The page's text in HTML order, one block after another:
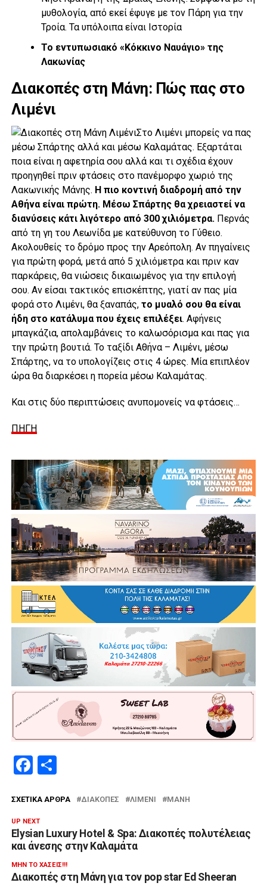
μυθολογία, από εκεί έφυγε με τον Πάρη για την
Τροία. Τα υπόλοιπα είναι Ιστορία
Το εντυπωσιακό «Κόκκινο Ναυάγιο» της
Λακωνίας
Διακοπές στη Μάνη: Πώς πας στο
Λιμένι
Στο Λιμένι μπορείς να πας
μέσω Σπάρτης αλλά και μέσω Καλαμάτας. Εξαρτάται
ποια είναι η αφετηρία σου αλλά και τι σχέδια έχουν
προηγηθεί πριν φτάσεις στο πανέμορφο χωριό της
Λακωνικής Μάνης. Η πιο κοντινή διαδρομή από την
Αθήνα είναι πρώτη. Μέσω Σπάρτης θα χρειαστεί να
διανύσεις κάτι λιγότερο από 300 χιλιόμετρα. Περνάς
από τη γη του Λεωνίδα με κατεύθυνση το Γύθειο.
Ακολουθείς το δρόμο προς την Αρεόπολη. Αν πηγαίνεις
για πρώτη φορά, μετά από 5 χιλιόμετρα και πριν καν
παρκάρεις, θα νιώσεις δικαιωμένος για την επιλογή
σου. Αν είσαι τακτικός επισκέπτης, γιατί αν πας μία
φορά στο Λιμένι, θα ξαναπάς, το μυαλό σου θα είναι
ήδη στο κατάλυμα που έχεις επιλέξει. Αφήνεις
μπαγκάζια, απολαμβάνεις το καλωσόρισμα και πας για
την πρώτη βουτιά. Το ταξίδι Αθήνα – Λιμένι, μέσω
Σπάρτης, να το υπολογίζεις στις 4 ώρες. Μία επιπλέον
ώρα θα διαρκέσει η πορεία μέσω Καλαμάτας.
Και στις δύο περιπτώσεις ανυπομονείς να φτάσεις…
ΠΗΓΗ
Facebook
Μοιραστείτε
ΣΧΕΤΙΚΆ ΆΡΘΡΑ ΔΙΑΚΟΠΈΣ ΛΙΜΈΝΙ ΜΆΝΗ
UP NEXT
Elysian Luxury Hotel & Spa: Διακοπές πολυτέλειας
και άνεσης στην Καλαμάτα
ΜΗΝ ΤΟ ΧΆΣΕΙΣ!!!
Διακοπές στη Μάνη για τον pop star Ed Sheeran